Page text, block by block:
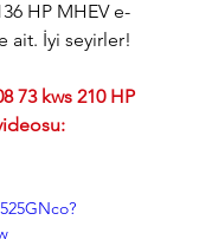
HP MHEV e-
ait. İyi seyirler!
73 kws 210 HP